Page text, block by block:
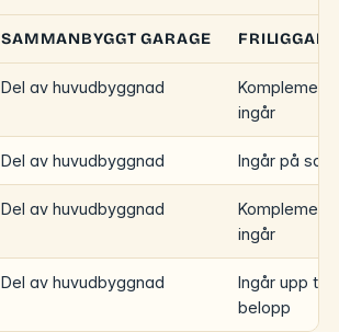
SAMMANBYGGT GARAGE
Del av huvudbyggnad
ingår
Del av huvudbyggnad Ingår på
Del av huvudbyggnad
ingår
Del av huvudbyggnad
Ingår upp till
belopp